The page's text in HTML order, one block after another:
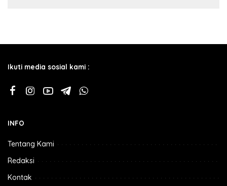
Ikuti media sosial kami :
INFO
Tentang Kami
Redaksi
Kontak